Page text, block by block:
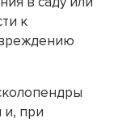
к
и, при